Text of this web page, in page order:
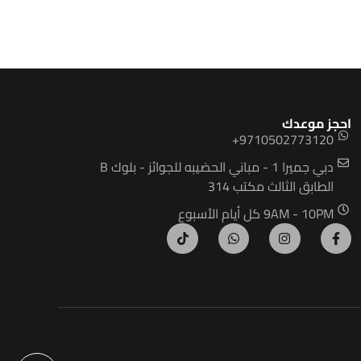
احجز موعدك
9710502773120+
دبي جميرا 1 - مباني الحضيبه للجوائز - بلوك B
الطابق الثالث مكتب 314
9AM - 10PM كل أيام الأسبوع